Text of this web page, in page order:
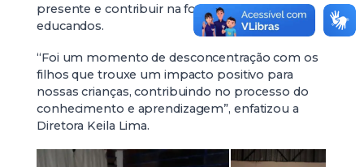
presente e contribuir na formação dos
educandos.
“Foi um momento de desconcentração com os
filhos que trouxe um impacto positivo para
nossas crianças, contribuindo no processo do
conhecimento e aprendizagem”, enfatizou a
Diretora Keila Lima.